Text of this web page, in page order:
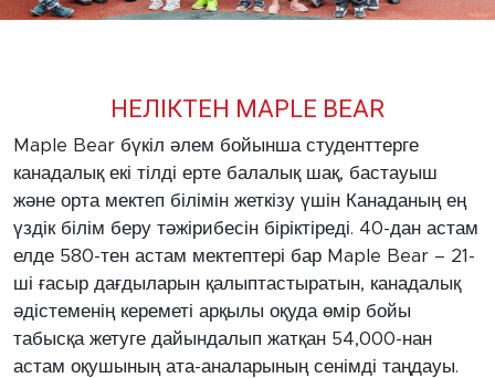
НЕЛІКТЕН MAPLE BEAR
Maple Bear бүкіл әлем бойынша студенттерге
канадалық екі тілді ерте балалық шақ, бастауыш
және орта мектеп білімін жеткізу үшін Канаданың ең
үздік білім беру тәжірибесін біріктіреді. 40-дан астам
елде 580-тен астам мектептері бар Maple Bear – 21-
ші ғасыр дағдыларын қалыптастыратын, канадалық
әдістеменің кереметі арқылы оқуда өмір бойы
табысқа жетуге дайындалып жатқан 54,000-нан
астам оқушының ата-аналарының сенімді таңдауы.